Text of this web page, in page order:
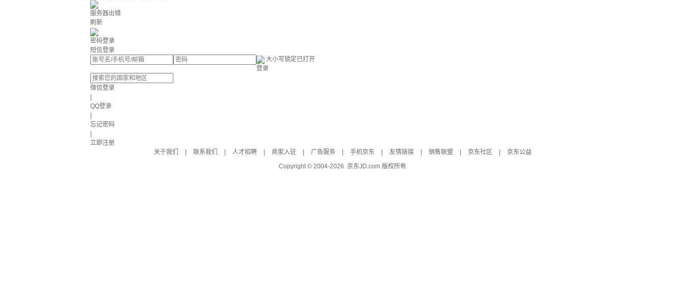
服务器出错
刷新
密码登录
短信登录
大小写锁定已打开
登录
微信登录
QQ登录
忘记密码
立即注册
关于我们
联系我们 人才招聘 商家入驻 广告服务 手机京东 友情链接 销售联盟 京东社区
京东公益
Copyright © 2004-2026 京东JD.com 版权所有